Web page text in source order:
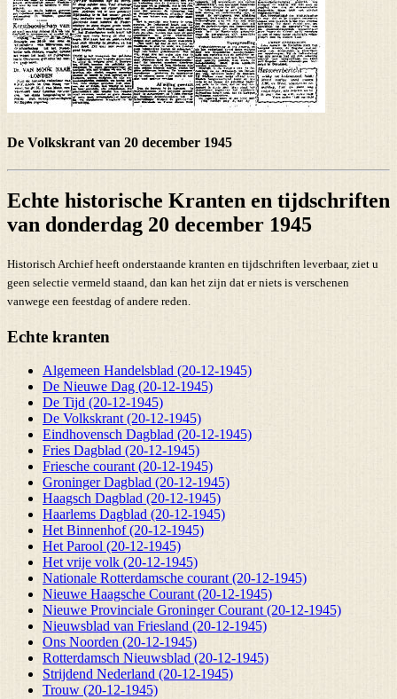
De Volkskrant van 20 december 1945
Echte historische Kranten en tijdschriften
van donderdag 20 december 1945
Historisch Archief heeft onderstaande kranten en tijdschriften leverbaar, ziet u
geen selectie vermeld staand, dan kan het zijn dat er niets is verschenen
vanwege een feestdag of andere reden.
Echte kranten
Algemeen Handelsblad (20-12-1945)
De Nieuwe Dag (20-12-1945)
De Tijd (20-12-1945)
De Volkskrant (20-12-1945)
Eindhovensch Dagblad (20-12-1945)
Fries Dagblad (20-12-1945)
Friesche courant (20-12-1945)
Groninger Dagblad (20-12-1945)
Haagsch Dagblad (20-12-1945)
Haarlems Dagblad (20-12-1945)
Het Binnenhof (20-12-1945)
Het Parool (20-12-1945)
Het vrije volk (20-12-1945)
Nationale Rotterdamsche courant (20-12-1945)
Nieuwe Haagsche Courant (20-12-1945)
Nieuwe Provinciale Groninger Courant (20-12-1945)
Nieuwsblad van Friesland (20-12-1945)
Ons Noorden (20-12-1945)
Rotterdamsch Nieuwsblad (20-12-1945)
Strijdend Nederland (20-12-1945)
Trouw (20-12-1945)